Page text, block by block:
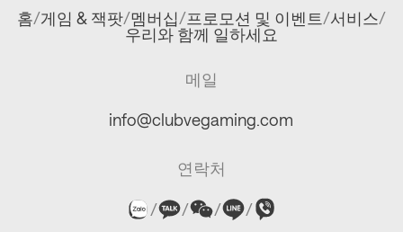
홈/게임 & 잭팟/멤버십/프로모션 및 이벤트/서비스/
우리와 함께 일하세요
메일
info@clubvegaming.com
연락처
/ / / /